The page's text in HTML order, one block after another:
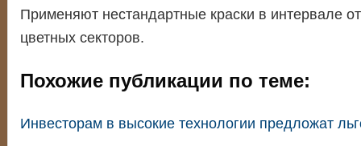
Применяют нестандартные краски в интервале
цветных секторов.
Похожие публикации по теме:
Инвесторам в высокие технологии предложат